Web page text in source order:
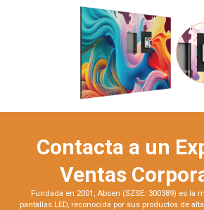
Contacta a un
Ventas
Fundada en 2001, Absen (SZSE: 300389) es la
pantallas LED, reconocida por sus productos de